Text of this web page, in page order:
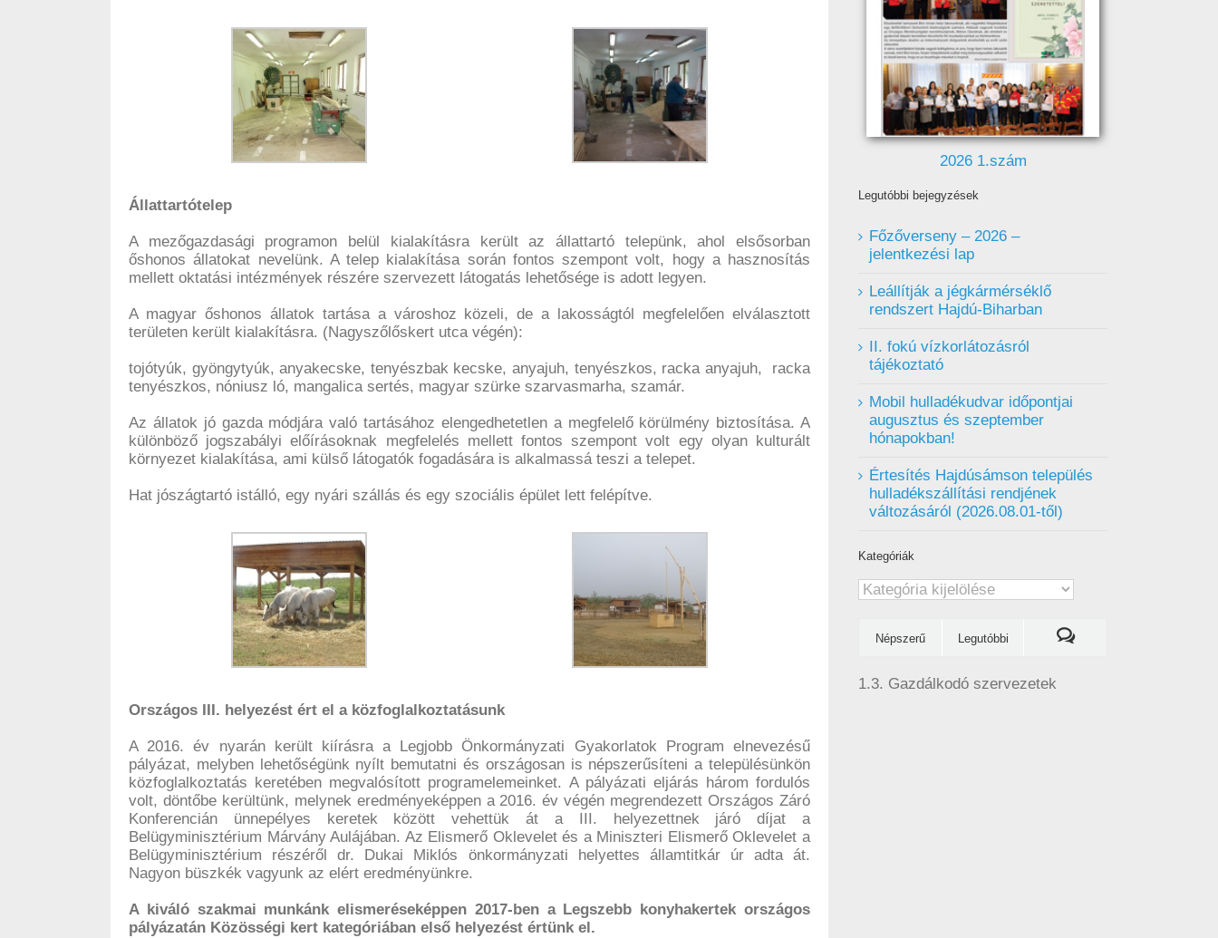
Állattartótelep
A mezőgazdasági programon belül kialakításra került az állattartó telepünk, ahol elsősorban
őshonos állatokat nevelünk. A telep kialakítása során fontos szempont volt, hogy a hasznosítás
mellett oktatási intézmények részére szervezett látogatás lehetősége is adott legyen.
A magyar őshonos állatok tartása a városhoz közeli, de a lakosságtól megfelelően elválasztott
területen került kialakításra. (Nagyszőlőskert utca végén):
tojótyúk, gyöngytyúk, anyakecske, tenyészbak kecske, anyajuh, tenyészkos, racka anyajuh, racka
tenyészkos, nóniusz ló, mangalica sertés, magyar szürke szarvasmarha, szamár.
Az állatok jó gazda módjára való tartásához elengedhetetlen a megfelelő körülmény biztosítása. A
különböző jogszabályi előírásoknak megfelelés mellett fontos szempont volt egy olyan kulturált
környezet kialakítása, ami külső látogatók fogadására is alkalmassá teszi a telepet.
Hat jószágtartó istálló, egy nyári szállás és egy szociális épület lett felépítve.
Országos III. helyezést ért el a közfoglalkoztatásunk
A 2016. év nyarán került kiírásra a Legjobb Önkormányzati Gyakorlatok Program elnevezésű
pályázat, melyben lehetőségünk nyílt bemutatni és országosan is népszerűsíteni a településünkön
közfoglalkoztatás keretében megvalósított programelemeinket. A pályázati eljárás három fordulós
volt, döntőbe kerültünk, melynek eredményeképpen a 2016. év végén megrendezett Országos Záró
Konferencián ünnepélyes keretek között vehettük át a III. helyezettnek járó díjat a
Belügyminisztérium Márvány Aulájában. Az Elismerő Oklevelet és a Miniszteri Elismerő Oklevelet a
Belügyminisztérium részéről dr. Dukai Miklós önkormányzati helyettes államtitkár úr adta át.
Nagyon büszkék vagyunk az elért eredményünkre.
A kiváló szakmai munkánk elismeréseképpen 2017-ben a Legszebb konyhakertek országos
pályázatán Közösségi kert kategóriában első helyezést értünk el.
2026 1.szám
Legutóbbi bejegyzések
Főzőverseny – 2026 –
jelentkezési lap
Leállítják a jégkármérséklő
rendszert Hajdú-Biharban
II. fokú vízkorlátozásról
tájékoztató
Mobil hulladékudvar ️időpontjai
augusztus és szeptember
hónapokban!
Értesítés Hajdúsámson település
hulladékszállítási rendjének
változásáról (2026.08.01-től)
Kategóriák
Kategóriák
Népszerű Legutóbbi
1.3. Gazdálkodó szervezetek